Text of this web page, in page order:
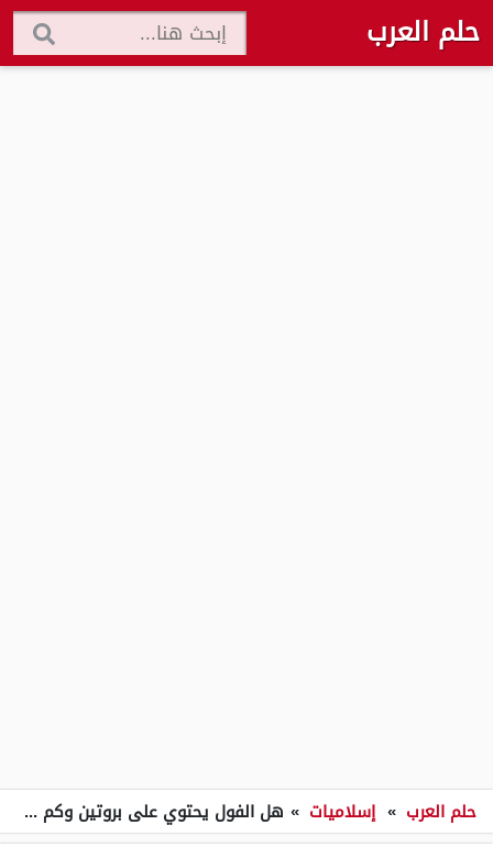
حلم العرب
حلم العرب » إسلاميات » هل الفول يحتوي على بروتين وكم عدد من البروتين